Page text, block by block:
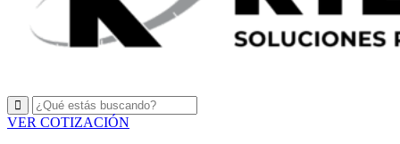
VER COTIZACIÓN